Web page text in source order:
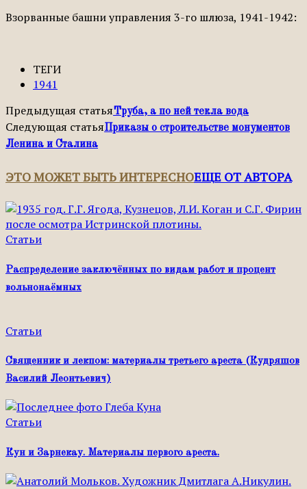
Взорванные башни управления 3-го шлюза, 1941-1942:
ТЕГИ
1941
Предыдущая статьяТруба, а по ней текла вода
Следующая статьяПриказы о строительстве монументов
Ленина и Сталина
ЭТО МОЖЕТ БЫТЬ ИНТЕРЕСНОЕЩЕ ОТ АВТОРА
Статьи
Распределение заключённых по видам работ и процент
вольнонаёмных
Статьи
Священник и лекпом: материалы третьего ареста (Кудряшов
Василий Леонтьевич)
Статьи
Кун и Зарнекау. Материалы первого ареста.